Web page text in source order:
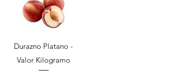
Vista rápida
Durazno Platano -
Valor Kilogramo